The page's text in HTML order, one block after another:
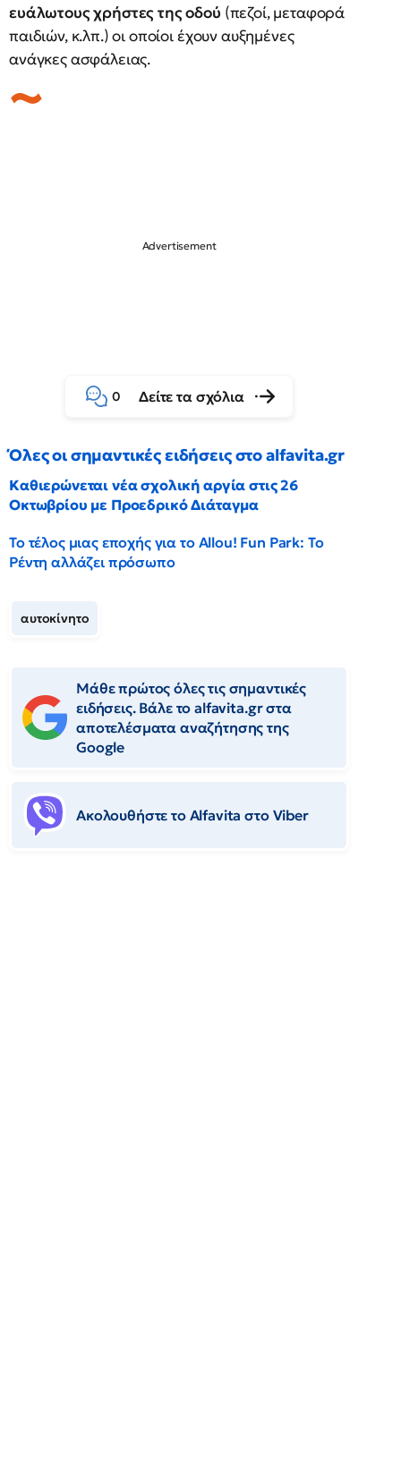
ευάλωτους χρήστες της οδού (πεζοί, μεταφορά
παιδιών, κ.λπ.) οι οποίοι έχουν αυξημένες
ανάγκες ασφάλειας.
0 Δείτε τα σχόλια
Όλες οι σημαντικές ειδήσεις στο alfavita.gr
Καθιερώνεται νέα σχολική αργία στις 26
Οκτωβρίου με Προεδρικό Διάταγμα
Το τέλος μιας εποχής για το Allou! Fun Park: Το
Ρέντη αλλάζει πρόσωπο
αυτοκίνητο
Μάθε πρώτος όλες τις σημαντικές
ειδήσεις. Βάλε το alfavita.gr στα
αποτελέσματα αναζήτησης της
Google
Ακολουθήστε το Αlfavita στο Viber